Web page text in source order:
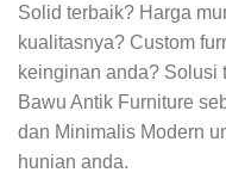
Solid terbaik? Harga
kualitasnya? Custom
keinginan anda? Solusi
Bawu Antik Furniture
dan Minimalis Modern
hunian anda.